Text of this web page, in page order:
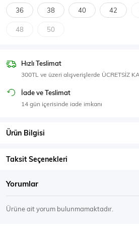
SPOR GİYİM
Eşofman Üstü
36 38 40 42
48 50
Hızlı Teslimat
300TL ve üzeri alışverişlerde ÜCRETSİZ
İade ve Teslimat
14 gün içerisinde iade imkanı
Ürün Bilgisi
Taksit Seçenekleri
Yorumlar
Ürüne ait yorum bulunmamaktadır.